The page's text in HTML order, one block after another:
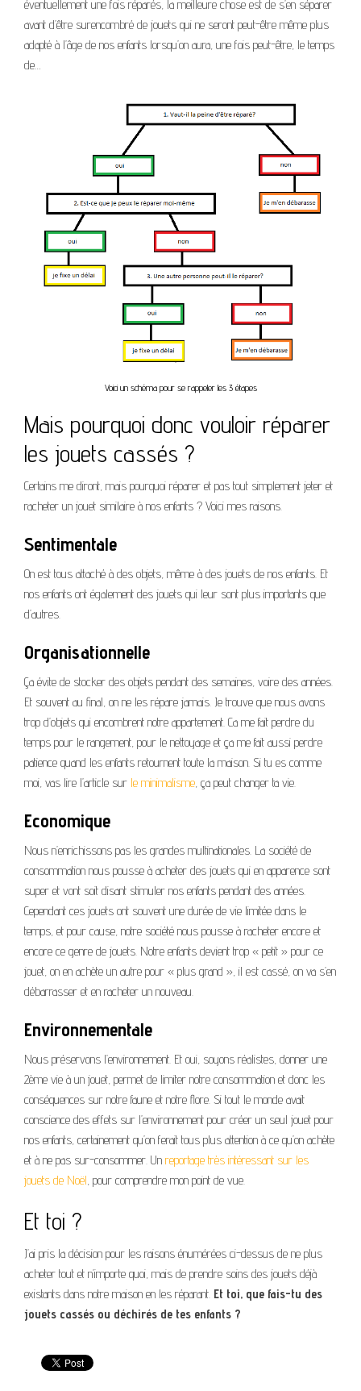
éventuellement une fois réparés, la meilleure chose est de s’en séparer
avant d’être surencombré de jouets qui ne seront peut-être même plus
adapté à l’âge de nos enfants lorsqu’on aura, une fois peut-être, le temps
de…
Voici un schéma pour se rappeler les 3 étapes
Mais pourquoi donc vouloir réparer
les jouets cassés ?
Certains me diront, mais pourquoi réparer et pas tout simplement jeter et
racheter un jouet similaire à nos enfants ? Voici mes raisons.
Sentimentale
On est tous attaché à des objets, même à des jouets de nos enfants. Et
nos enfants ont également des jouets qui leur sont plus importants que
d’autres.
Organisationnelle
Ça évite de stocker des objets pendant des semaines, voire des années.
Et souvent au final, on ne les répare jamais. Je trouve que nous avons
trop d’objets qui encombrent notre appartement. Ca me fait perdre du
temps pour le rangement, pour le nettoyage et ça me fait aussi perdre
patience quand les enfants retournent toute la maison. Si tu es comme
moi, vas lire l’article sur le minimalisme, ça peut changer ta vie.
Economique
Nous n’enrichissons pas les grandes multinationales. La société de
consommation nous pousse à acheter des jouets qui en apparence sont
super et vont soit disant stimuler nos enfants pendant des années.
Cependant ces jouets ont souvent une durée de vie limitée dans le
temps, et pour cause, notre société nous pousse à racheter encore et
encore ce genre de jouets. Notre enfants devient trop « petit » pour ce
jouet, on en achète un autre pour « plus grand », il est cassé, on va s’en
débarrasser et en racheter un nouveau.
Environnementale
Nous préservons l’environnement. Et oui, soyons réalistes, donner une
2ème vie à un jouet, permet de limiter notre consommation et donc les
conséquences sur notre faune et notre flore. Si tout le monde avait
conscience des effets sur l’environnement pour créer un seul jouet pour
nos enfants, certainement qu’on ferait tous plus attention à ce qu’on achète
et à ne pas sur-consommer. Un reportage très intéressant sur les
jouets de Noël, pour comprendre mon point de vue.
Et toi ?
J’ai pris la décision pour les raisons énumérées ci-dessus de ne plus
acheter tout et n’importe quoi, mais de prendre soins des jouets déjà
existants dans notre maison en les réparant. Et toi, que fais-tu des
jouets cassés ou déchirés de tes enfants ?